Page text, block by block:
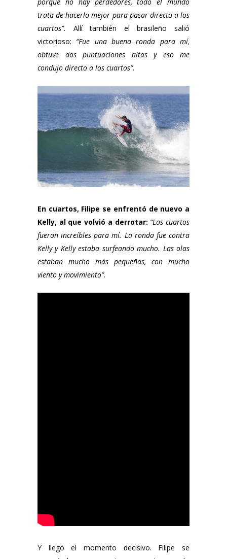
trata de hacerlo mejor para pasar directo a los
cuartos”. Allí también el brasileño salió
victorioso: “Fue una buena ronda para mí,
obtuve dos puntuaciones altas y eso me
condujo directo a los cuartos”.
En cuartos, Filipe se enfrentó de nuevo a
Kelly, al que volvió a derrotar: “Los cuartos
fueron increíbles para mí. La ronda fue contra
Kelly y Kelly estaba surfeando mucho. Las olas
estaban mucho más pequeñas, con mucho
viento y movimiento”.
Y llegó el momento decisivo. Filipe se